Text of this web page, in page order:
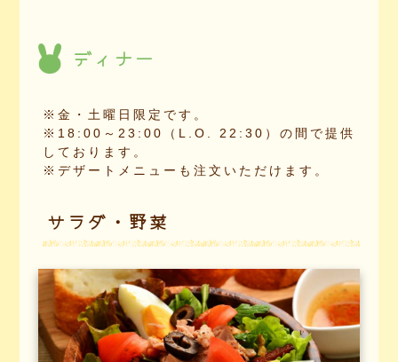
ディナー
※金・土曜日限定です。
※18:00～23:00（L.O. 22:30）の間で提供
しております。
※デザートメニューも注文いただけます。
サラダ・野菜